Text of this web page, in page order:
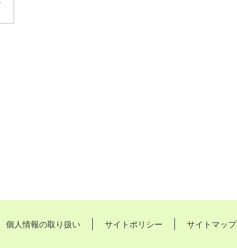
個人情報の取り扱い サイトポリシー サイトマップ